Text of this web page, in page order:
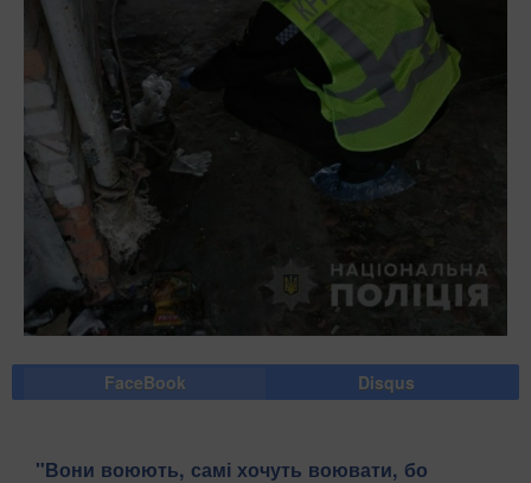
FaceBook Disqus
​"Вони воюють, самі хочуть воювати, бо